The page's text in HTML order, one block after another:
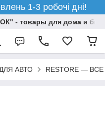
1-3 робочі дні!
- товары для дома и
АВТО RESTORE —